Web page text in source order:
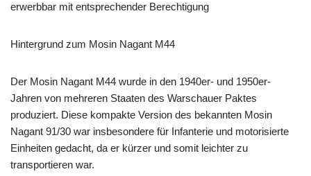
erwerbbar mit entsprechender Berechtigung
Hintergrund zum Mosin Nagant M44
Der Mosin Nagant M44 wurde in den 1940er- und 1950er-
Jahren von mehreren Staaten des Warschauer Paktes
produziert. Diese kompakte Version des bekannten Mosin
Nagant 91/30 war insbesondere für Infanterie und motorisierte
Einheiten gedacht, da er kürzer und somit leichter zu
transportieren war.